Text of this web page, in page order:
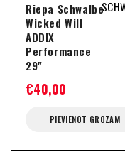
Riepa Schwalbe
Wicked Will
ADDIX
Performance
29"
€40,00
PIEVIENOT GROZAM